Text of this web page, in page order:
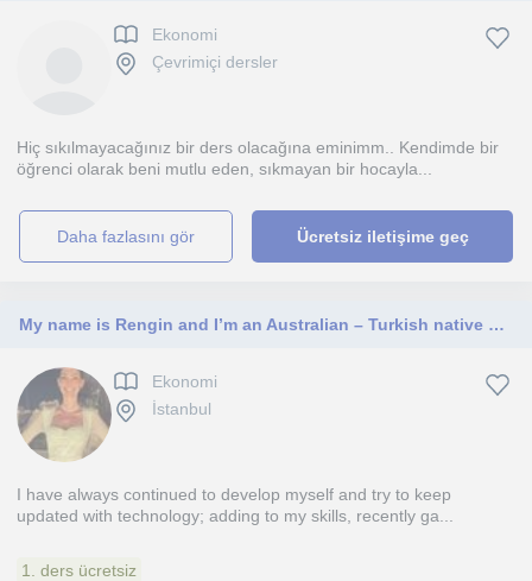
Ekonomi
Çevrimiçi dersler
Hiç sıkılmayacağınız bir ders olacağına eminimm.. Kendimde bir
öğrenci olarak beni mutlu eden, sıkmayan bir hocayla...
daha fazlasını gör Ücretsiz iletişime geç
My name is Rengin and I’m an Australian – Turkish native English teacher. I was born and raised in Melbourne, Australia and graduated from RMIT University with a Bachelor of International Business, majoring in Global Marketing. I later went on to complete
Ekonomi
İstanbul
I have always continued to develop myself and try to keep
updated with technology; adding to my skills, recently ga...
1. ders ücretsiz